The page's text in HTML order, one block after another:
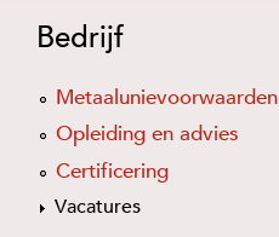
Bedrijf
Metaalunievoorwaarden
Opleiding en advies
Certificering
Vacatures